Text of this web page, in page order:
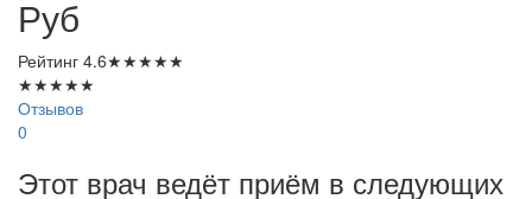
Руб
Рейтинг 4.6★★★★★
★★★★★
Отзывов
0
Этот врач ведёт приём в следующих